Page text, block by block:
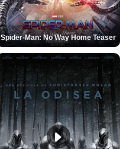
Spider-Man: No Way Home Teaser